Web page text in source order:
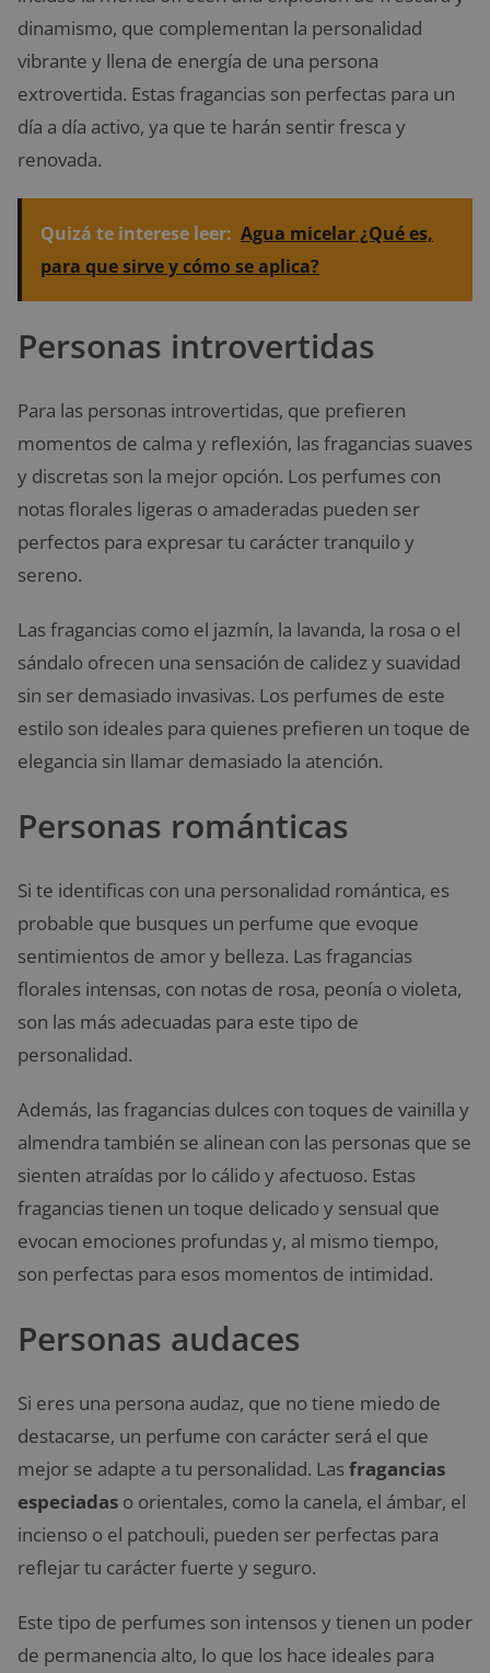
dinamismo, que complementan la personalidad
vibrante y llena de energía de una persona
extrovertida. Estas fragancias son perfectas para un
día a día activo, ya que te harán sentir fresca y
renovada.
Quizá te interese leer: Agua micelar ¿Qué es,
para que sirve y cómo se aplica?
Personas introvertidas
Para las personas introvertidas, que prefieren
momentos de calma y reflexión, las fragancias suaves
y discretas son la mejor opción. Los perfumes con
notas florales ligeras o amaderadas pueden ser
perfectos para expresar tu carácter tranquilo y
sereno.
Las fragancias como el jazmín, la lavanda, la rosa o el
sándalo ofrecen una sensación de calidez y suavidad
sin ser demasiado invasivas. Los perfumes de este
estilo son ideales para quienes prefieren un toque de
elegancia sin llamar demasiado la atención.
Personas románticas
Si te identificas con una personalidad romántica, es
probable que busques un perfume que evoque
sentimientos de amor y belleza. Las fragancias
florales intensas, con notas de rosa, peonía o violeta,
son las más adecuadas para este tipo de
personalidad.
Además, las fragancias dulces con toques de vainilla y
almendra también se alinean con las personas que se
sienten atraídas por lo cálido y afectuoso. Estas
fragancias tienen un toque delicado y sensual que
evocan emociones profundas y, al mismo tiempo,
son perfectas para esos momentos de intimidad.
Personas audaces
Si eres una persona audaz, que no tiene miedo de
destacarse, un perfume con carácter será el que
mejor se adapte a tu personalidad. Lasfragancias
especiadas o orientales, como la canela, el ámbar, el
incienso o el patchouli, pueden ser perfectas para
reflejar tu carácter fuerte y seguro.
Este tipo de perfumes son intensos y tienen un poder
de permanencia alto, lo que los hace ideales para